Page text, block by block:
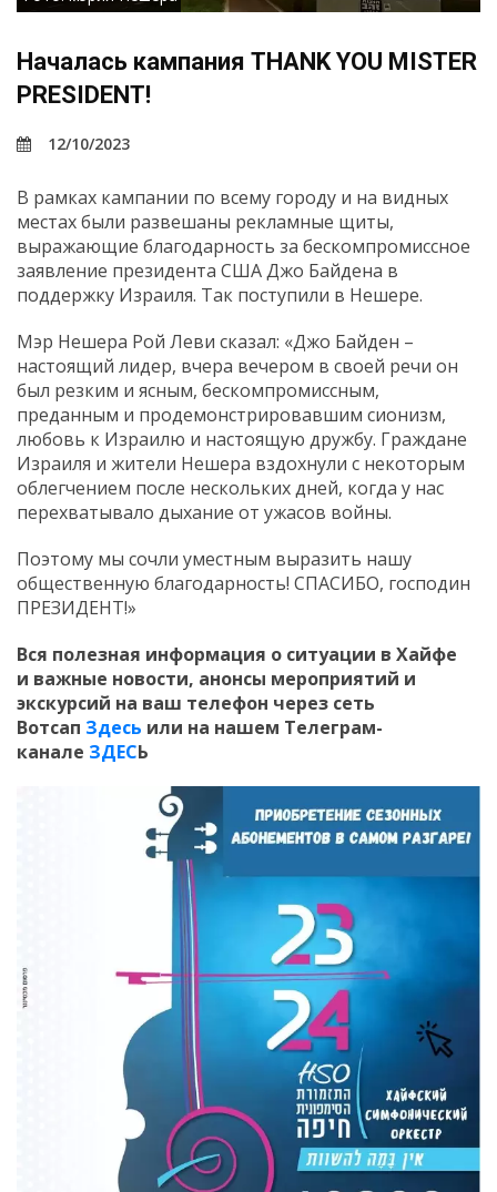
Началась кампания THANK YOU MISTER
PRESIDENT!
12/10/2023
В рамках кампании по всему городу и на видных
местах были развешаны рекламные щиты,
выражающие благодарность за бескомпромиссное
заявление президента США Джо Байдена в
поддержку Израиля. Так поступили в Нешере.
Мэр Нешера Рой Леви сказал: «Джо Байден –
настоящий лидер, вчера вечером в своей речи он
был резким и ясным, бескомпромиссным,
преданным и продемонстрировавшим сионизм,
любовь к Израилю и настоящую дружбу. Граждане
Израиля и жители Нешера вздохнули с некоторым
облегчением после нескольких дней, когда у нас
перехватывало дыхание от ужасов войны.
Поэтому мы сочли уместным выразить нашу
общественную благодарность! СПАСИБО, господин
ПРЕЗИДЕНТ!»
Вся полезная информация о ситуации в Хайфе
и важные новости, анонсы мероприятий и
экскурсий на ваш телефон через сеть
Вотсап Здесь или на нашем Телеграм-
канале ЗДЕСЬ